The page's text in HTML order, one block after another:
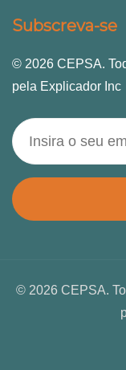
Subscreva-se
© 2026 CEPSA.
pela Explicador Inc
© 2026 CEPSA.